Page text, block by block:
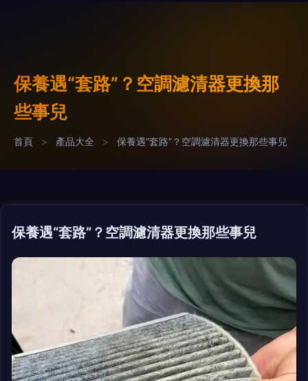
保養遇“套路”？空調濾清器更換那
些事兒
首頁 > 產品大全 > 保養遇“套路”？空調濾清器更換那些事兒
保養遇“套路”？空調濾清器更換那些事兒